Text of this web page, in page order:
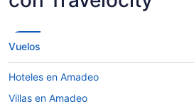
Vuelos
Hoteles en Amadeo
Villas en Amadeo